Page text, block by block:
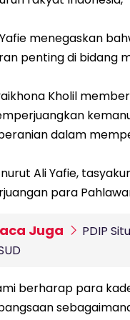
menegaskan
penting di bidang
Kholil
dalam
Ali Yafie,
para
Juga
PDIP
berharap para